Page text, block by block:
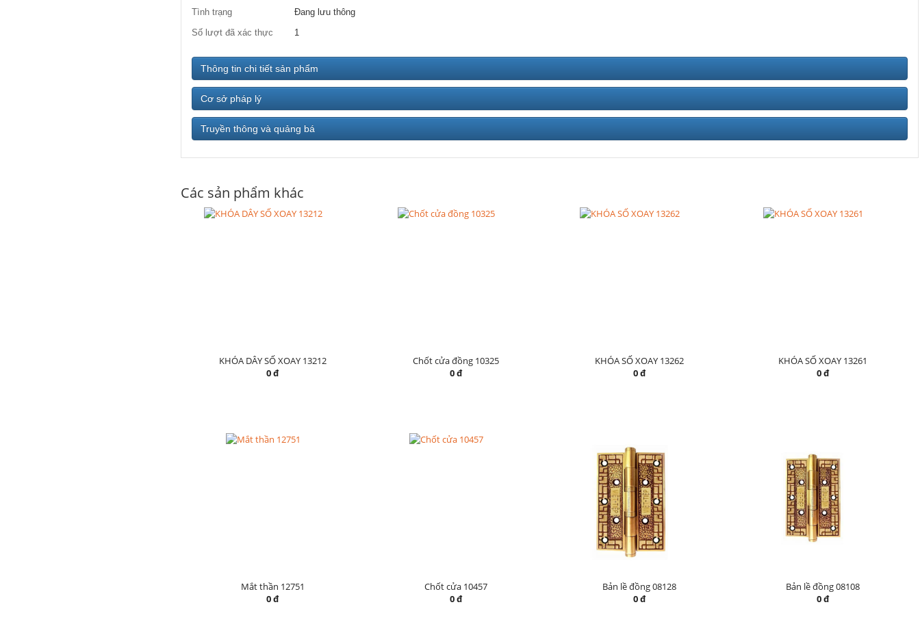
Tình trạng
Đang lưu thông
Số lượt đã xác thực
1
Thông tin chi tiết sản phẩm
Cơ sở pháp lý
Truyền thông và quảng bá
Các sản phẩm khác
KHÓA DÂY SỐ XOAY 13212
0 đ
Chốt cửa đồng 10325
0 đ
KHÓA SỐ XOAY 13262
0 đ
KHÓA SỐ XOAY 13261
0 đ
Mắt thần 12751
0 đ
Chốt cửa 10457
0 đ
Bản lề đồng 08128
0 đ
Bản lề đồng 08108
0 đ